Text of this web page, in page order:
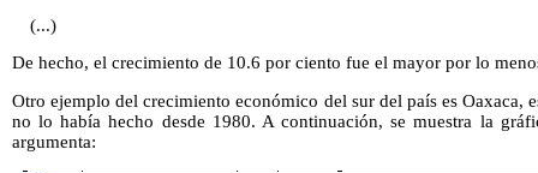
(...)
De hecho, el crecimiento de 10.6 por ciento fue el mayor por lo
Otro ejemplo del crecimiento económico del sur del país es Oaxaca,
no lo había hecho desde 1980. A continuación, se muestra la
argumenta: